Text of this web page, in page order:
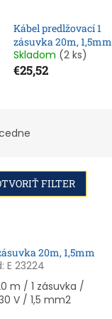
Kábel predlžovací 1
zásuvka 20m, 1,5mm
Skladom (2 ks)
€25,52
FILTER
20m, 1,5mm
E 23224
m / 1 zásuvka /
V / 1,5 mm2